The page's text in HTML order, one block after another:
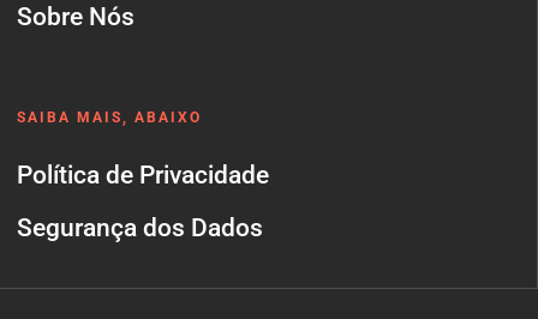
Sobre Nós
SAIBA MAIS, ABAIXO
Política de Privacidade
Segurança dos Dados